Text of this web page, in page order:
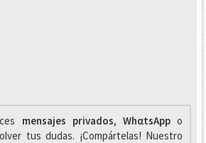
mensajes privados, WhαtsAppo
tus dudas. ¡Compártelas! Nuestro